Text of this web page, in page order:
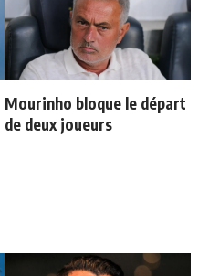
Mourinho bloque le départ
de deux joueurs